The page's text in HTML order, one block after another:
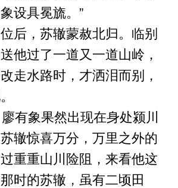
设具冕旒。”
，苏辙蒙赦北归。临别
他过了一道又一道山岭，
走水路时，才洒泪而别，
象果然出现在身处颍川
辙惊喜万分，万里之外的
重重山川险阻，来看他这
时的苏辙，虽有二顷田